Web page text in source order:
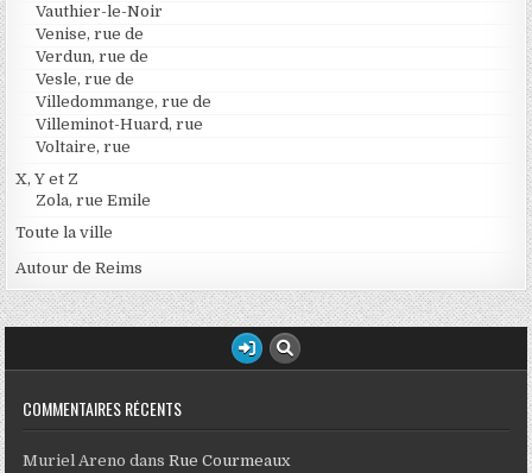
Vauthier-le-Noir
Venise, rue de
Verdun, rue de
Vesle, rue de
Villedommange, rue de
Villeminot-Huard, rue
Voltaire, rue
X, Y et Z
Zola, rue Emile
Toute la ville
Autour de Reims
COMMENTAIRES RÉCENTS
Muriel Areno dansRue Courmeaux